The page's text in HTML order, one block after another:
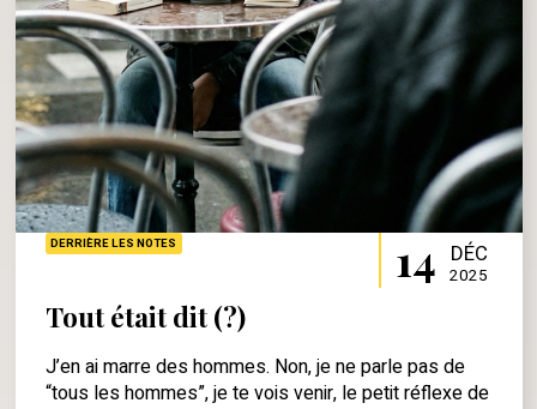
DERRIÈRE LES NOTES 14 DÉC
2025
Tout était dit (?)
J’en ai marre des hommes. Non, je ne parle pas de
“tous les hommes”, je te vois venir, le petit réflexe de